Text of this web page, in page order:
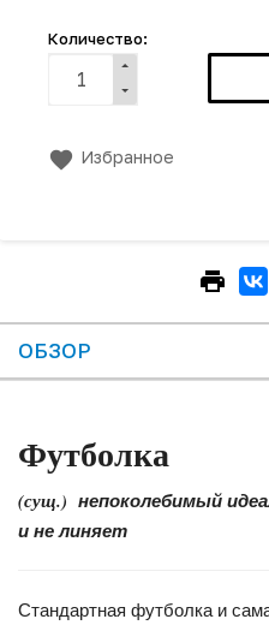
Количество:
Избранное
ОБЗОР
Футболка
(сущ.) непоколебимый
и не линяет
Стандартная футболка и